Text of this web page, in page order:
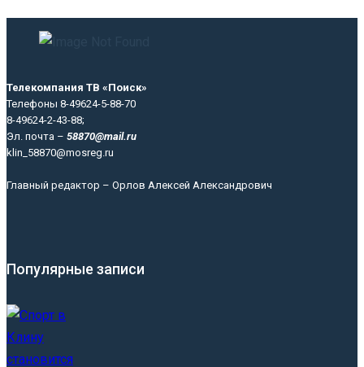
Телекомпания ТВ «Поиск»
Телефоны 8-49624-5-88-70
8-49624-2-43-88;
Эл. почта – 58870@mail.ru
klin_58870@mosreg.ru
Главный редактор – Орлов Алексей Александрович
Популярные записи